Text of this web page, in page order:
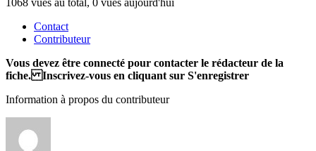
Contact
Contributeur
Vous devez être connecté pour contacter le rédacteur de la
fiche. Inscrivez-vous en cliquant sur S'enregistrer
Information à propos du contributeur